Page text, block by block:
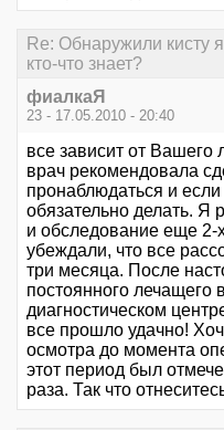
Re: Обнаружили кисту
кто-что знает?
фиалкаЯ
23 - 17.05.2010 - 20:40
все зависит от
врач рекомендовала
пронаблюдаться и
обязательно делать. Я
и обследование еще 2-
убеждали, что все
три месяца. После
постоянного лечащего
диагностическом
все прошло удачно!
осмотра до момента
этот период был
раза. Так что